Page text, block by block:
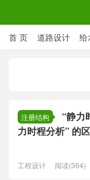
首 页 道路设计 给
注册结构
“静力
力时程分析” 的
工程设计 阅读(364)